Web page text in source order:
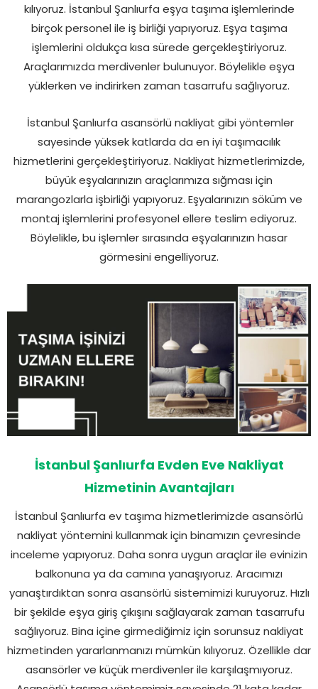
kılıyoruz. İstanbul Şanlıurfa eşya taşıma işlemlerinde
birçok personel ile iş birliği yapıyoruz. Eşya taşıma
işlemlerini oldukça kısa sürede gerçekleştiriyoruz.
Araçlarımızda merdivenler bulunuyor. Böylelikle eşya
yüklerken ve indirirken zaman tasarrufu sağlıyoruz.
İstanbul Şanlıurfa asansörlü nakliyat gibi yöntemler
sayesinde yüksek katlarda da en iyi taşımacılık
hizmetlerini gerçekleştiriyoruz. Nakliyat hizmetlerimizde,
büyük eşyalarınızın araçlarımıza sığması için
marangozlarla işbirliği yapıyoruz. Eşyalarınızın söküm ve
montaj işlemlerini profesyonel ellere teslim ediyoruz.
Böylelikle, bu işlemler sırasında eşyalarınızın hasar
görmesini engelliyoruz.
İstanbul Şanlıurfa Evden Eve Nakliyat
Hizmetinin Avantajları
İstanbul Şanlıurfa ev taşıma hizmetlerimizde asansörlü
nakliyat yöntemini kullanmak için binamızın çevresinde
inceleme yapıyoruz. Daha sonra uygun araçlar ile evinizin
balkonuna ya da camına yanaşıyoruz. Aracımızı
yanaştırdıktan sonra asansörlü sistemimizi kuruyoruz. Hızlı
bir şekilde eşya giriş çıkışını sağlayarak zaman tasarrufu
sağlıyoruz. Bina içine girmediğimiz için sorunsuz nakliyat
hizmetinden yararlanmanızı mümkün kılıyoruz. Özellikle dar
asansörler ve küçük merdivenler ile karşılaşmıyoruz.